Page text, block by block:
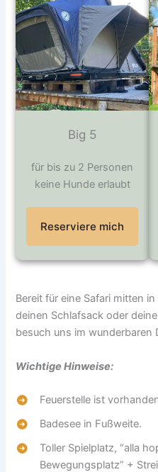
Big 5
für bis zu 2 Personen
keine Hunde erlaubt
Reserviere mich
Bereit für eine Safari mitten
deinen Schlafsack oder
besuch uns im wunderbaren
Wichtige Hinweise:
Feuerstelle ist
Badesee in Fußweite.
Toller Spielplatz, “alla
Bewegungsplatz” +